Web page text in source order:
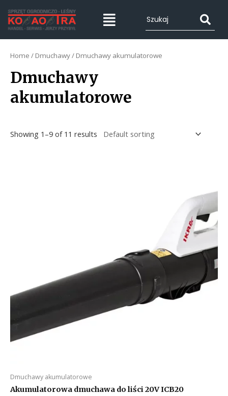
Home / Dmuchawy/ Dmuchawy akumulatorowe
Dmuchawy
akumulatorowe
Showing 1–9 of 11 results
Dmuchawy akumulatorowe
Akumulatorowa dmuchawa do liści 20V ICB20